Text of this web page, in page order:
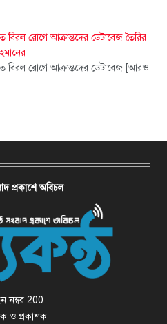
বিরল রোগে আক্রান্তদের ডেটাবেজ তৈরির
বিরল রোগে আক্রান্তদের ডেটাবেজ [আরও
প্রকাশে অবিচল
নম্বর 200
ও প্রকাশক